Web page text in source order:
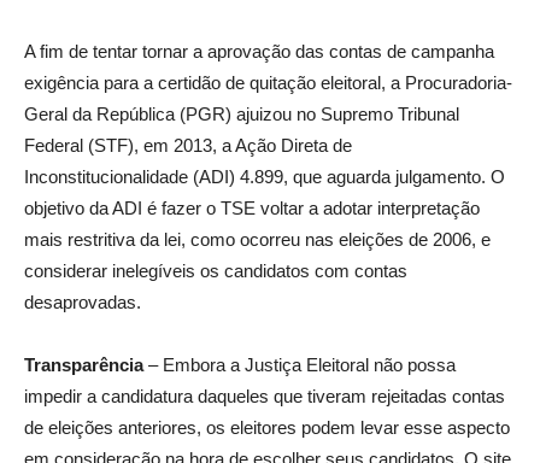
A fim de tentar tornar a aprovação das contas de campanha
exigência para a certidão de quitação eleitoral, a Procuradoria-
Geral da República (PGR) ajuizou no Supremo Tribunal
Federal (STF), em 2013, a Ação Direta de
Inconstitucionalidade (ADI) 4.899, que aguarda julgamento. O
objetivo da ADI é fazer o TSE voltar a adotar interpretação
mais restritiva da lei, como ocorreu nas eleições de 2006, e
considerar inelegíveis os candidatos com contas
desaprovadas.
Transparência– Embora a Justiça Eleitoral não possa
impedir a candidatura daqueles que tiveram rejeitadas contas
de eleições anteriores, os eleitores podem levar esse aspecto
em consideração na hora de escolher seus candidatos. O site